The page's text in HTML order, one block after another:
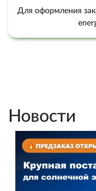
Для оформления
Новости